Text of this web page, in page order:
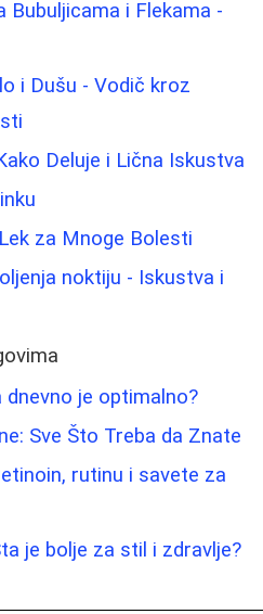
Bubuljicama i Flekama -
i Dušu - Vodič kroz
Deluje i Lična Iskustva
za Mnoge Bolesti
noktiju - Iskustva i
je optimalno?
Sve Što Treba da Znate
rutinu i savete za
je bolje za stil i zdravlje?